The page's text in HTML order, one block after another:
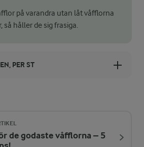
på varandra utan låt våfflorna
så håller de sig frasiga.
PER ST
%
PER ST
de godaste våfflorna – 5